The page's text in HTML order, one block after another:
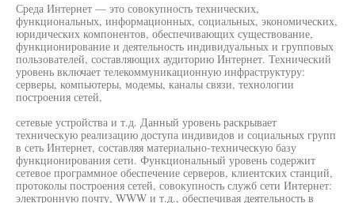
Среда Интернет — это совокупность технических,
функциональных, информационных, социальных, экономических,
юридических компонентов, обеспечивающих существование,
функционирование и деятельность индивидуальных и групповых
пользователей, составляющих аудиторию Интернет. Технический
уровень включает телекоммуникационную инфраструктуру:
серверы, компьютеры, модемы, каналы связи, технологии
построения сетей,
сетевые устройства и т.д. Данный уровень раскрывает
техническую реализацию доступа индивидов и социальных групп
в сеть Интернет, составляя материально-техническую базу
функционирования сети. Функциональный уровень содержит
сетевое программное обеспечение серверов, клиентских станций,
протоколы построения сетей, совокупность служб сети Интернет:
электронную почту, WWW и т.д., обеспечивая деятельность в